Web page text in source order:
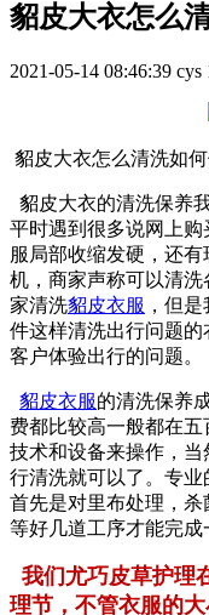
貂皮大衣怎么
2021-05-14 08:46:39 cys
貂皮大衣怎么清洗如
貂皮大衣的清洗保养
平时遇到很多说网上
服局部收缩发硬，还
机，商家声称可以清
家清洗貂皮衣服 ，但
件这样清洗出行问题
客户体验出行的问题。
貂皮衣服的清洗保养
费都比较高一般都在
技术和设备来操作，
行清洗就可以了。专业
首先是对里布处理，
等好几道工序才能完成
我们尤巧皮草护理
理节，不管衣服的大